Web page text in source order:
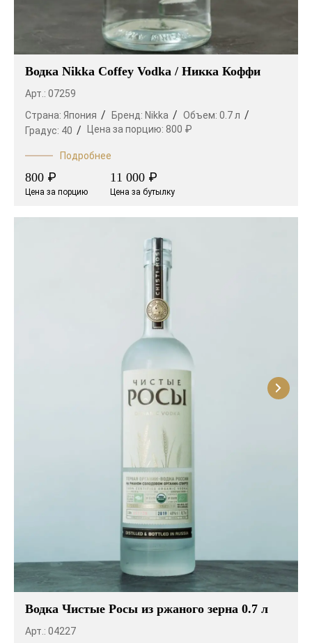
Водка Nikka Coffey Vodka / Никка Коффи
Арт.: 07259
Страна: Япония Бренд: Nikka Объем: 0.7 л
Градус: 40 Цена за порцию: 800 ₽
Подробнее
800 ₽
Цена за порцию
11 000 ₽
Цена за бутылку
Водка Чистые Росы из ржаного зерна 0.7 л
Арт.: 04227